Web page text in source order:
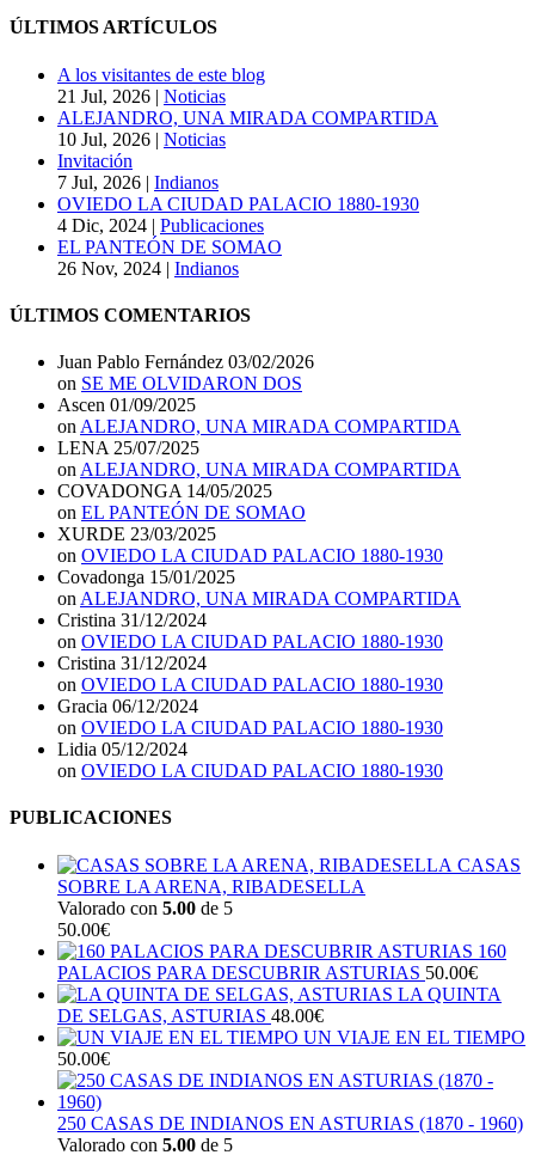
BLOG
ÚLTIMOS ARTÍCULOS
A los visitantes de este blog
21 Jul, 2026 | Noticias
ALEJANDRO, UNA MIRADA COMPARTIDA
10 Jul, 2026 | Noticias
Invitación
7 Jul, 2026 | Indianos
OVIEDO LA CIUDAD PALACIO 1880-1930
4 Dic, 2024 | Publicaciones
EL PANTEÓN DE SOMAO
26 Nov, 2024 | Indianos
ÚLTIMOS COMENTARIOS
Juan Pablo Fernández 03/02/2026
on SE ME OLVIDARON DOS
Ascen 01/09/2025
on ALEJANDRO, UNA MIRADA COMPARTIDA
LENA 25/07/2025
on ALEJANDRO, UNA MIRADA COMPARTIDA
COVADONGA 14/05/2025
on EL PANTEÓN DE SOMAO
XURDE 23/03/2025
on OVIEDO LA CIUDAD PALACIO 1880-1930
Covadonga 15/01/2025
on ALEJANDRO, UNA MIRADA COMPARTIDA
Cristina 31/12/2024
on OVIEDO LA CIUDAD PALACIO 1880-1930
Cristina 31/12/2024
on OVIEDO LA CIUDAD PALACIO 1880-1930
Gracia 06/12/2024
on OVIEDO LA CIUDAD PALACIO 1880-1930
Lidia 05/12/2024
on OVIEDO LA CIUDAD PALACIO 1880-1930
PUBLICACIONES
CASAS
SOBRE LA ARENA, RIBADESELLA
Valorado con 5.00 de 5
50.00€
160
PALACIOS PARA DESCUBRIR ASTURIAS 50.00€
LA QUINTA
DE SELGAS, ASTURIAS 48.00€
UN VIAJE EN EL TIEMPO
50.00€
250 CASAS DE INDIANOS EN ASTURIAS (1870 - 1960)
Valorado con 5.00 de 5